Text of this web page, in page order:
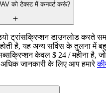
को टेक्स्ट में कनवर्ट करूं?
ट्रांसक्रिप्शन डाउनलोड करते
है, यह अन्य सर्विस के तुलना में
केवल $ 24 / महीना है, जो
अधिक जानकारी के लिए आप हमारे